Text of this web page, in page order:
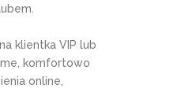
klientka VIP lub
komfortowo
online,